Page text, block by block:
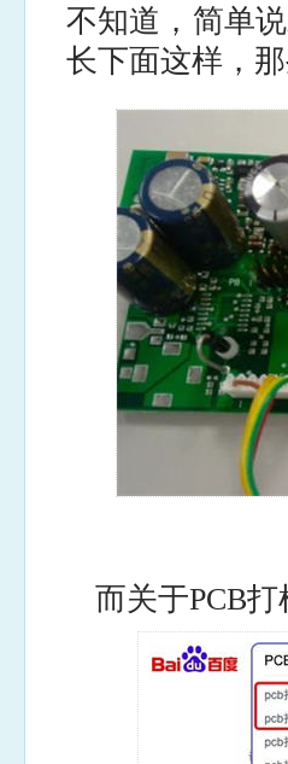
不知道，简单
长下面这样，
而关于PCB